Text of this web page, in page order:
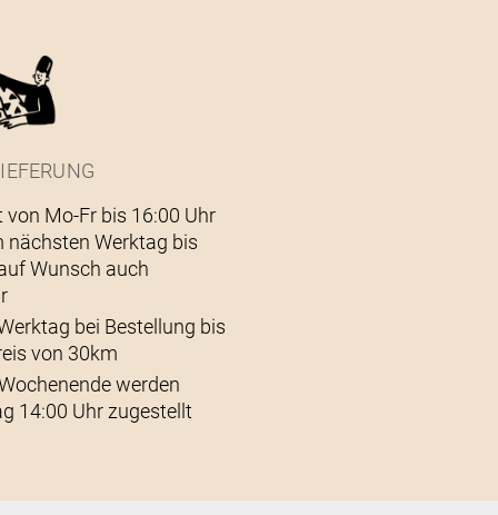
von Mo-Fr bis 16:00 Uhr
Werktag bis
Wunsch auch
bei Bestellung bis
von 30km
werden
14:00 Uhr zugestellt